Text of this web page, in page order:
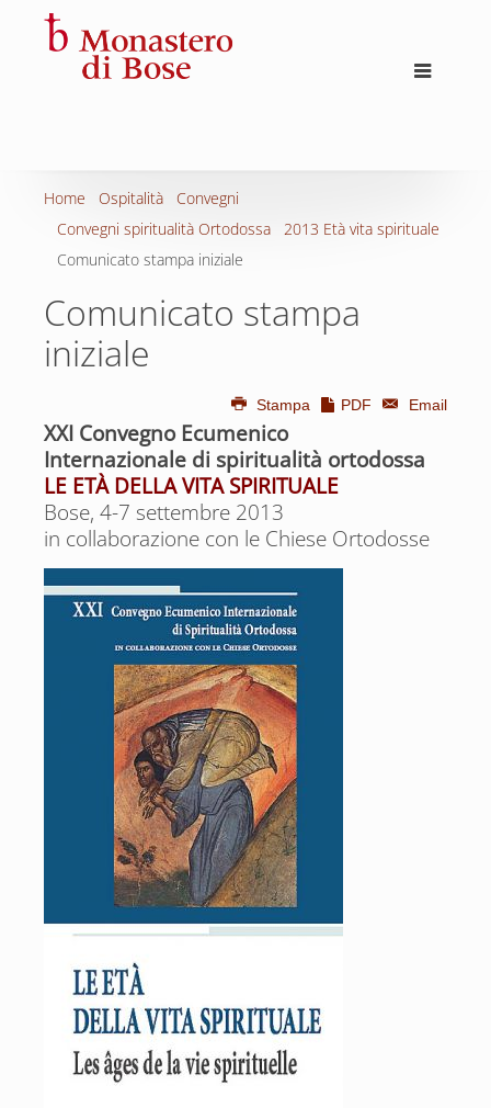
Home Ospitalità
Convegni
Convegni spiritualità Ortodossa
2013 Età vita spirituale
Comunicato stampa iniziale
Comunicato stampa
iniziale
Stampa PDF Email
XXI Convegno Ecumenico
Internazionale di spiritualità ortodossa
LE ETÀ DELLA VITA SPIRITUALE
Bose, 4-7 settembre 2013
in collaborazione con le Chiese Ortodosse